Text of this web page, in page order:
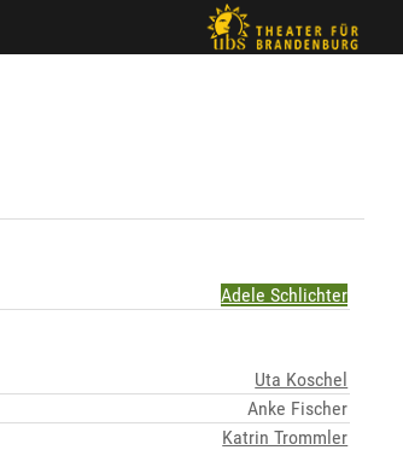
Adele Schlichter
Uta Koschel
Anke Fischer
Katrin Trommler